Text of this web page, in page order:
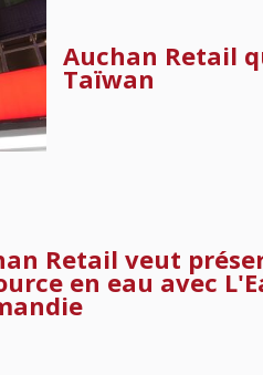
Auchan Retail
Taïwan
Retail veut
en eau avec